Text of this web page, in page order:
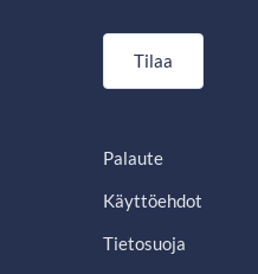
Tilaa
Palaute
Käyttöehdot
Tietosuoja